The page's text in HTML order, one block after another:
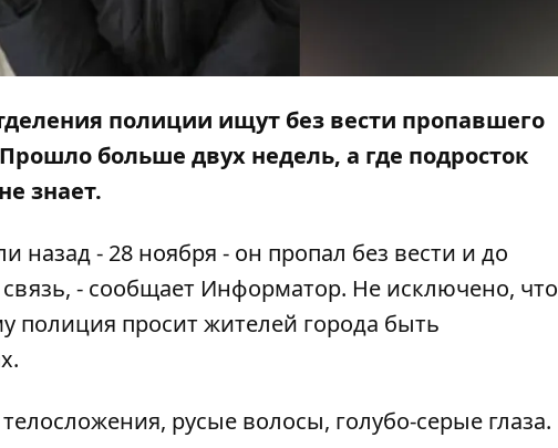
полиции ищут без вести пропавшего
больше двух недель, а где подросток
знает.
назад - 28 ноября - он пропал без вести и до
- сообщает Информатор. Не исключено, что
полиция просит жителей города быть
русые волосы, голубо-серые глаза.